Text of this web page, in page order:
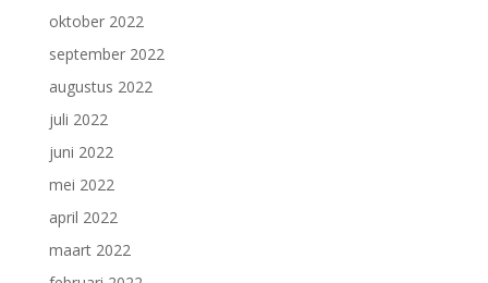
oktober 2022
september 2022
augustus 2022
juli 2022
juni 2022
mei 2022
april 2022
maart 2022